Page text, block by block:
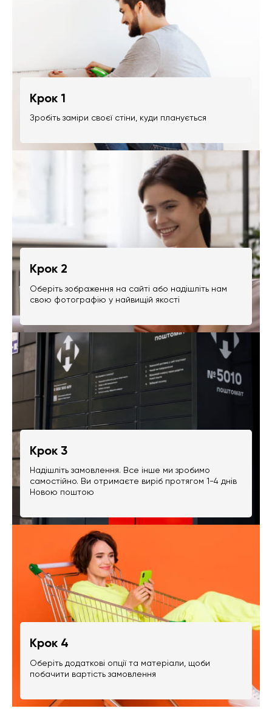
Крок 1
Зробіть заміри своєї стіни, куди планується
Крок 2
Оберіть зображення на сайті або надішліть нам
свою фотографію у найвищій якості
Крок 3
Надішліть замовлення. Все інше ми зробимо
самостійно. Ви отримаєте виріб протягом 1-4 днів
Новою поштою
Крок 4
Оберіть додаткові опції та матеріали, щоби
побачити вартість замовлення